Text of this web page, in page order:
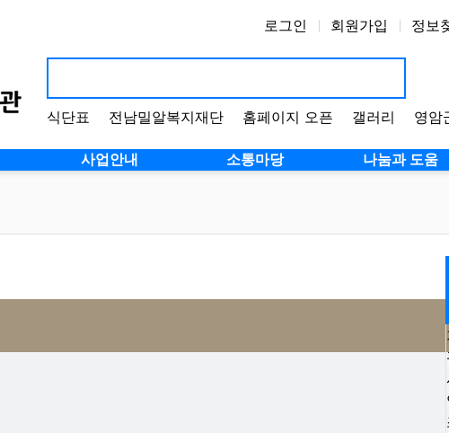
로그인 회원가입 정보
식단표 전남밀알복지재단 홈페이지 오픈 갤러리 영암
사업안내 소통마당 나눔과 도움